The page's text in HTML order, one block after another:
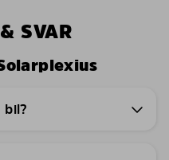
SVAR
bil?